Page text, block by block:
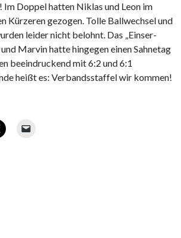
Doppel hatten Niklas und Leon im
Kürzeren gezogen. Tolle Ballwechsel und
leider nicht belohnt. Das „Einser-
Marvin hatte hingegen einen Sahnetag
beeindruckend mit 6:2 und 6:1
heißt es: Verbandsstaffel wir kommen!